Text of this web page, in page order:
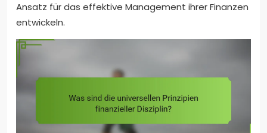
Ansatz für das effektive Management ihrer Finanzen
entwickeln.